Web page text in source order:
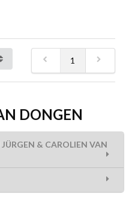
1
DONGEN
& CAROLIEN VAN